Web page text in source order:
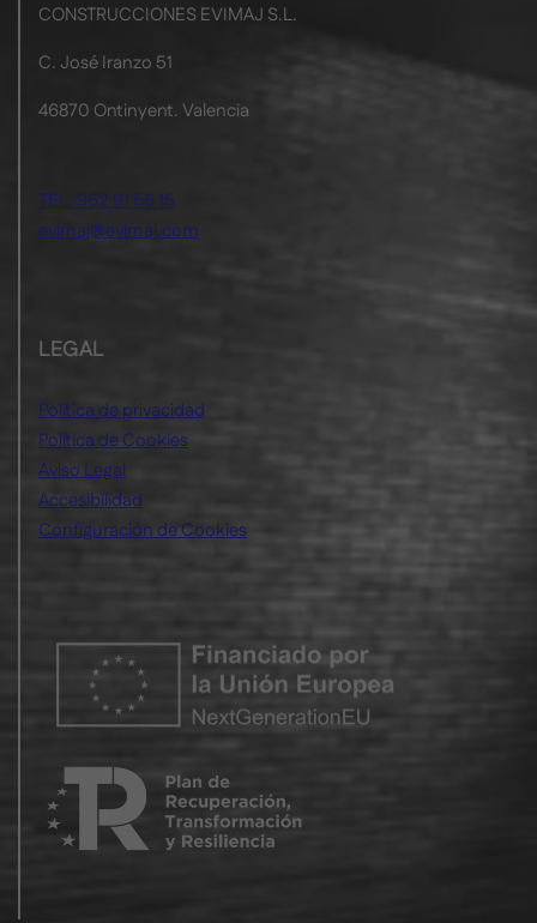
CONSTRUCCIONES EVIMAJ S.L.
C. José Iranzo 51
46870 Ontinyent. Valencia
TEL: 962 91 56 15
evimaj@evimaj.com
LEGAL
Política de privacidad
Política de Cookies
Aviso Legal
Accesibilidad
Configuración de Cookies